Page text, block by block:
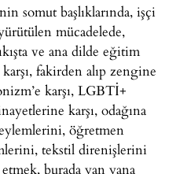
somut başlıklarında, işçi
mücadelede,
ve ana dilde eğitim
fakirden alıp zengine
karşı, LGBTİ+
karşı, odağına
öğretmen
tekstil direnişlerini
burada yan yana